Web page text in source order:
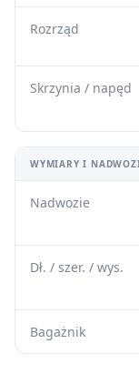
Rozrząd
Skrzynia / napęd
WYMIARY I
Nadwozie
Dł. / szer. / wys.
Bagażnik